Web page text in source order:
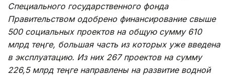
Специального государственного фонда
Правительством одобрено финансирование свыше
500 социальных проектов на общую сумму 610
млрд теңге, большая часть из которых уже введена
в эксплуатацию. Из них 267 проектов на сумму
226,5 млрд теңге направлены на развитие водной